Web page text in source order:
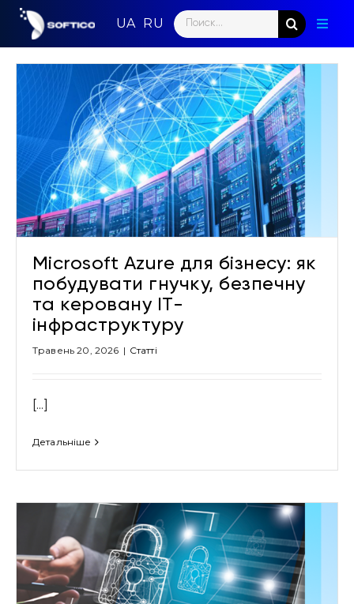
Skip
content
Search
for:
Microsoft Azure для бізнесу: як
побудувати гнучку, безпечну
та керовану ІТ-
інфраструктуру
Травень 20, 2026 | Cтатті
[...]
Детальніше